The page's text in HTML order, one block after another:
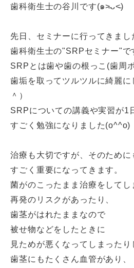
歯科衛生士の谷川です(๑˃̵ᴗ˂̵)
先日、セミナーに行ってきま
歯科衛生士の"SRPセミナー"で
SRPとは歯や歯の根っこ(歯周
歯垢を取ってツルツルに綺麗に
＾）
SRPについての講義や実習が1
すごく勉強になりました(o^^o)
治療も大切ですが、そのため
すごく重要になってきます。
菌がのこったまま治療をしてし
再発のリスクがあったり、
歯茎がはれたままなので
被せ物などをしたときに
見ためが悪くなってしまったり
歯茎にもたくさん血管があり、